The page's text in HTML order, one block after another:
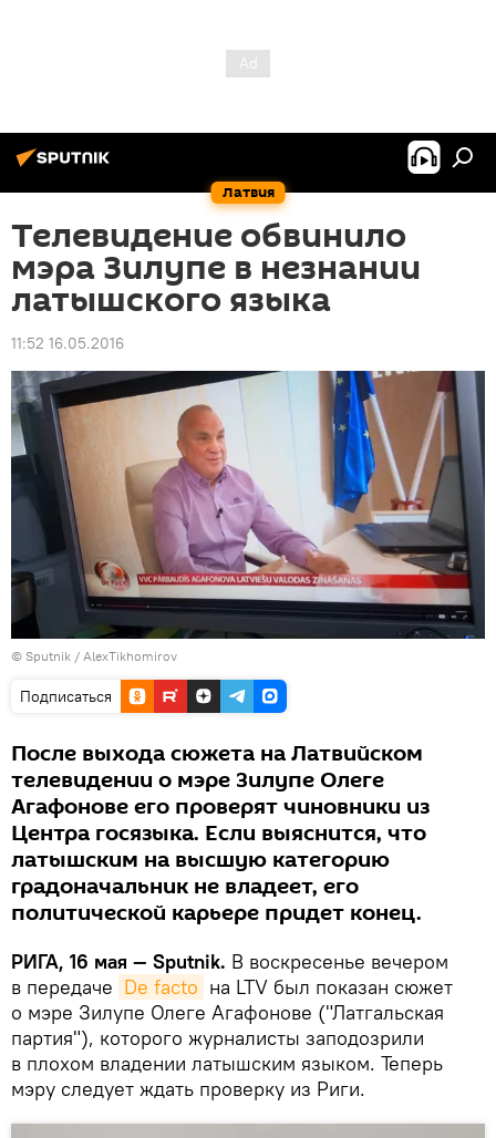
Латвия
Телевидение обвинило
мэра Зилупе в незнании
латышского языка
11:52 16.05.2016
© Sputnik / AlexTikhomirov
Подписаться
После выхода сюжета на Латвийском
телевидении о мэре Зилупе Олеге
Агафонове его проверят чиновники из
Центра госязыка. Если выяснится, что
латышским на высшую категорию
градоначальник не владеет, его
политической карьере придет конец.
РИГА, 16 мая — Sputnik. В воскресенье вечером
в передаче De facto на LTV был показан сюжет
о мэре Зилупе Олеге Агафонове ("Латгальская
партия"), которого журналисты заподозрили
в плохом владении латышским языком. Теперь
мэру следует ждать проверку из Риги.